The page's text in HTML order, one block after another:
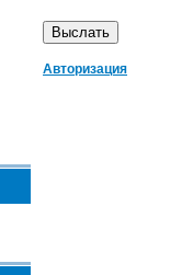
Авторизация